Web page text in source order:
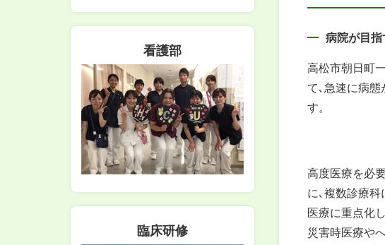
病院が目指
高松市朝日町
て､急速に病
す。
高度医療を必
に､複数診療
医療に重点化し
災害時医療や
看護部
臨床研修